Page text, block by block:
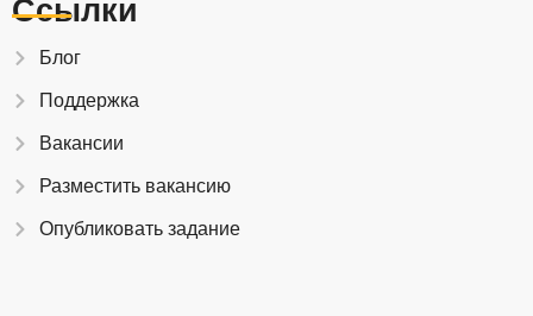
Ссылки
Блог
Поддержка
Вакансии
Разместить вакансию
Опубликовать задание